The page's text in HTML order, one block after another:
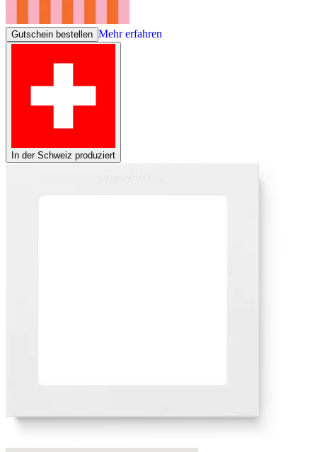
Gutschein bestellen Mehr erfahren
In der Schweiz produziert